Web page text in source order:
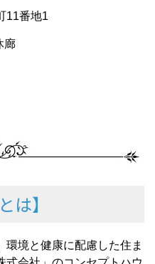
11番地1
廊
は】
環境と健康に配慮した住ま